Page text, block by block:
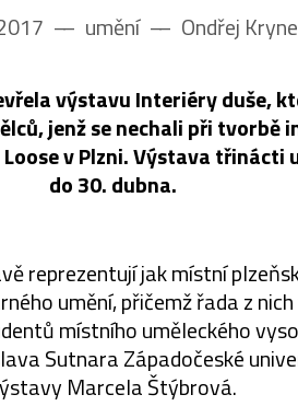
–– umění –– Ondřej
výstavu Interiéry duše,
jenž se nechali při
v Plzni. Výstava třinácti
do 30. dubna.
reprezentují jak místní
umění, přičemž řada z
místního uměleckého
Sutnara Západočeské
Marcela Štýbrová.